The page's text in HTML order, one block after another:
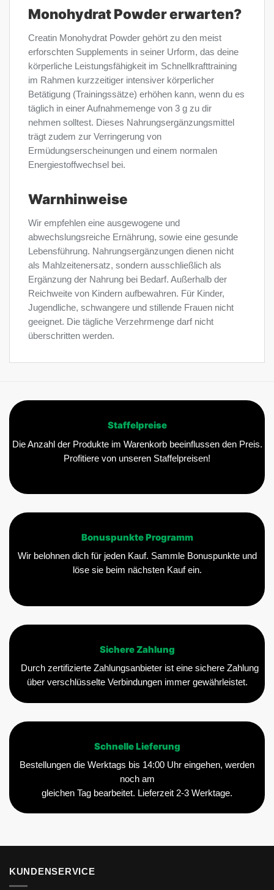
Monohydrat Powder erwarten?
Creatin Monohydrat Powder gehört zu den meist
erforschten Supplements in seiner Urform, das deine
körperliche Leistungsfähigkeit im Schnellkrafttraining
im Rahmen kurzzeitiger intensiver körperlicher
Betätigung (Trainingssätze) erhöhen kann, wenn du es
täglich in einer Aufnahmemenge von 3 g zu dir
nehmen solltest. Dieses Nahrungsergänzungsmittel
trägt zudem zur Verringerung von
Ermüdungserscheinungen und einem normalen
Energiestoffwechsel bei.
Warnhinweise
Wir empfehlen eine ausgewogene und
abwechslungsreiche Ernährung, sowie eine gesunde
Lebensführung. Nahrungsergänzungen dienen nicht
als Mahlzeitenersatz, sondern ausschließlich als
Ergänzung der Nahrung bei Bedarf. Außerhalb der
Reichweite von Kindern aufbewahren. Für Kinder,
Jugendliche, schwangere und stillende Frauen nicht
geeignet. Die tägliche Verzehrmenge darf nicht
überschritten werden.
Staffelpreise
Die Anzahl der Produkte im Warenkorb beeinflussen den Preis.
Profitiere von unseren Staffelpreisen!
Bonuspunkte Programm
Wir belohnen dich für jeden Kauf. Sammle Bonuspunkte und
löse sie beim nächsten Kauf ein.
Sichere Zahlung
Durch zertifizierte Zahlungsanbieter ist eine sichere Zahlung
über verschlüsselte Verbindungen immer gewährleistet.
Schnelle Lieferung
Bestellungen die Werktags bis 14:00 Uhr eingehen, werden
noch am
gleichen Tag bearbeitet. Lieferzeit 2-3 Werktage.
KUNDENSERVICE